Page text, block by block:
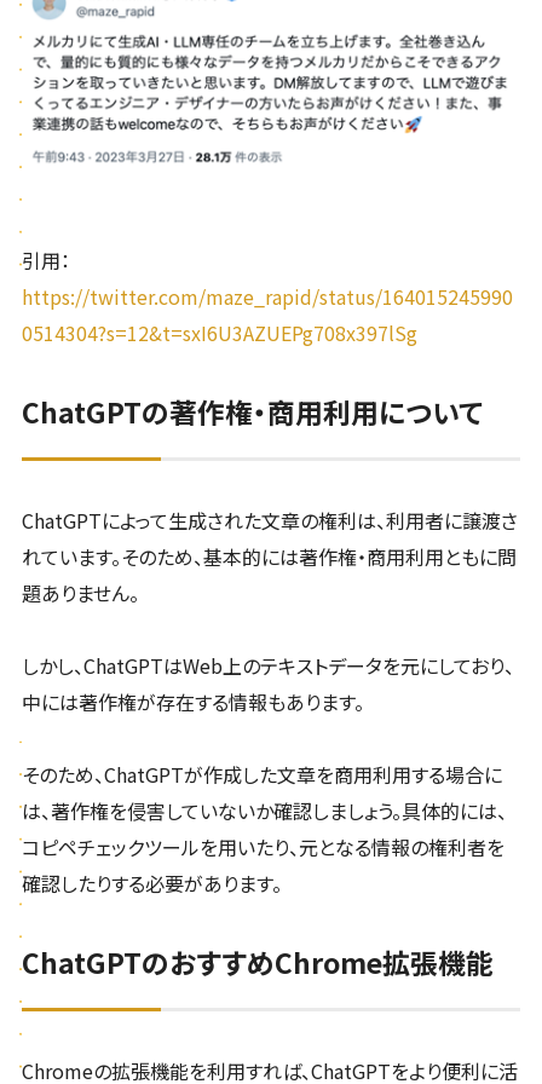
引用：
https://twitter.com/maze_rapid/status/164015245990
0514304?s=12&t=sxI6U3AZUEPg708x397lSg
ChatGPTの著作権・商用利用について
ChatGPTによって生成された文章の権利は、利用者に譲渡さ
れています。そのため、基本的には著作権・商用利用ともに問
題ありません。
しかし、ChatGPTはWeb上のテキストデータを元にしており、
中には著作権が存在する情報もあります。
そのため、ChatGPTが作成した文章を商用利用する場合に
は、著作権を侵害していないか確認しましょう。具体的には、
コピペチェックツールを用いたり、元となる情報の権利者を
確認したりする必要があります。
ChatGPTのおすすめChrome拡張機能
Chromeの拡張機能を利用すれば、ChatGPTをより便利に活